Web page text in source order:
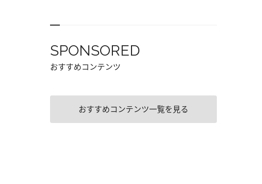
SPONSORED
おすすめコンテンツ
おすすめコンテンツ一覧を見る